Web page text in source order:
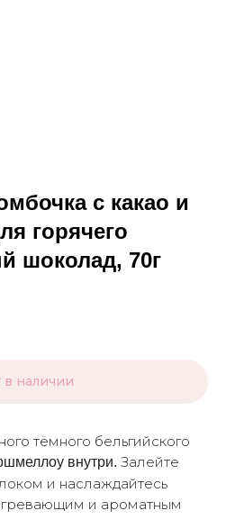
с какао и
горячего
шоколад, 70г
в наличии
тёмного бельгийского
внутри. Залейте
и наслаждайтесь
и ароматным